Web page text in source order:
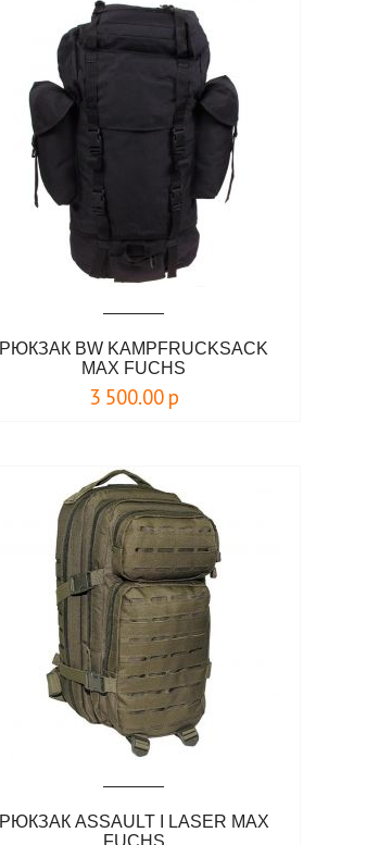
РЮКЗАК BW KAMPFRUCKSACK
MAX FUCHS
3 500.00 р
РЮКЗАК ASSAULT I LASER MAX
FUCHS